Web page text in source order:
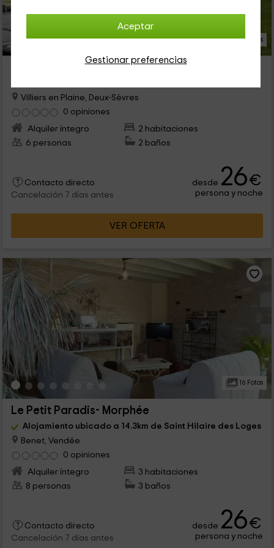
Aceptar
Gestionar preferencias
23 Fotos
La Charrière- Grand Gîte
Villiers en Plaine, Deux-Sèvres
0 opiniones
Alquiler íntegro
2 habitaciones
6 personas
2 baños
Contacto directo
Cancelación 7 días antes
desde 26€
persona y noche
VER OFERTA
16 Fotos
Le Petit Paradis- Morphée
Alojamiento ubicado a 14.3km de Saint Hilaire des Loges
Benet, Vendée
0 opiniones
Alquiler íntegro
3 habitaciones
8 personas
3 baños
Contacto directo
Cancelación 7 días antes
desde 26€
persona y noche